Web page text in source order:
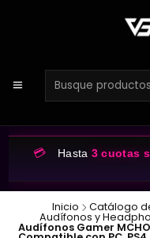
💳 Hasta 3 cuotas
Inicio Catálogo
Audífonos y
Audífonos Gamer